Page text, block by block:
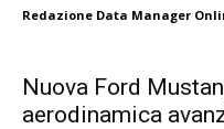
Redazione Data Manager
Nuova Ford
aerodinamica